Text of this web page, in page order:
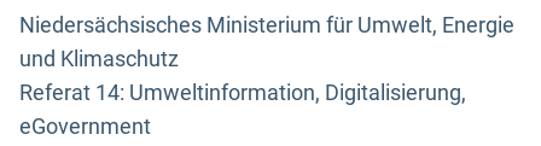
Niedersächsisches Ministerium für Umwelt, Energie
und Klimaschutz
Referat 14: Umweltinformation, Digitalisierung,
eGovernment